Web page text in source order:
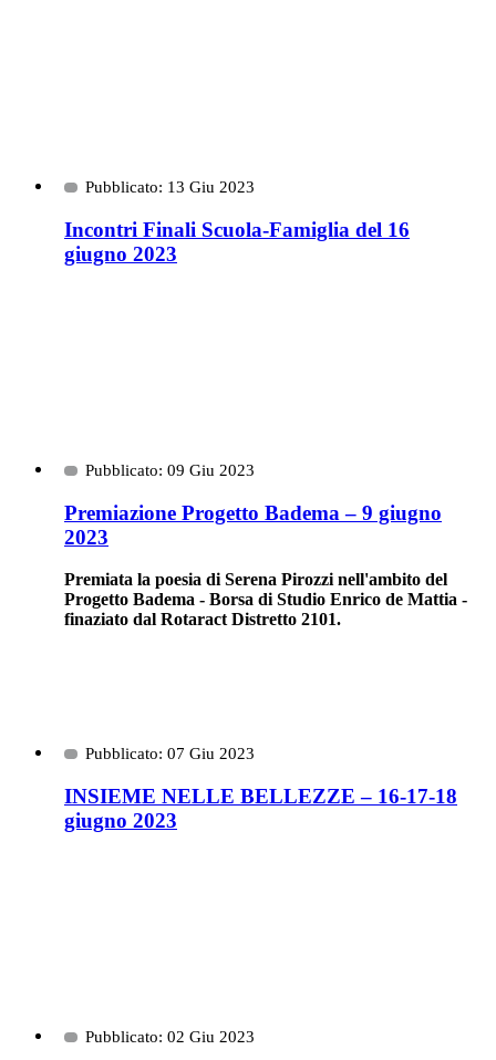
Pubblicato: 13 Giu 2023
Incontri Finali Scuola-Famiglia del 16
giugno 2023
Pubblicato: 09 Giu 2023
Premiazione Progetto Badema – 9 giugno
2023
Premiata la poesia di Serena Pirozzi nell'ambito del
Progetto Badema - Borsa di Studio Enrico de Mattia -
finaziato dal Rotaract Distretto 2101.
Pubblicato: 07 Giu 2023
INSIEME NELLE BELLEZZE – 16-17-18
giugno 2023
Pubblicato: 02 Giu 2023